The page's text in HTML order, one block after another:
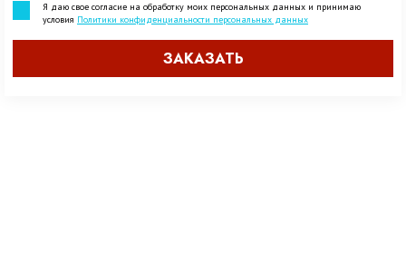
Я даю свое согласие на обработку моих персональных данных и принимаю
условия Политики конфиденциальности персональных данных
ЗАКАЗАТЬ